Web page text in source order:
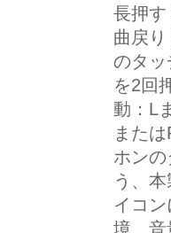
長押す
曲戻
のタッ
を2回
動：L
また
ホン
う、
イコ
境、音